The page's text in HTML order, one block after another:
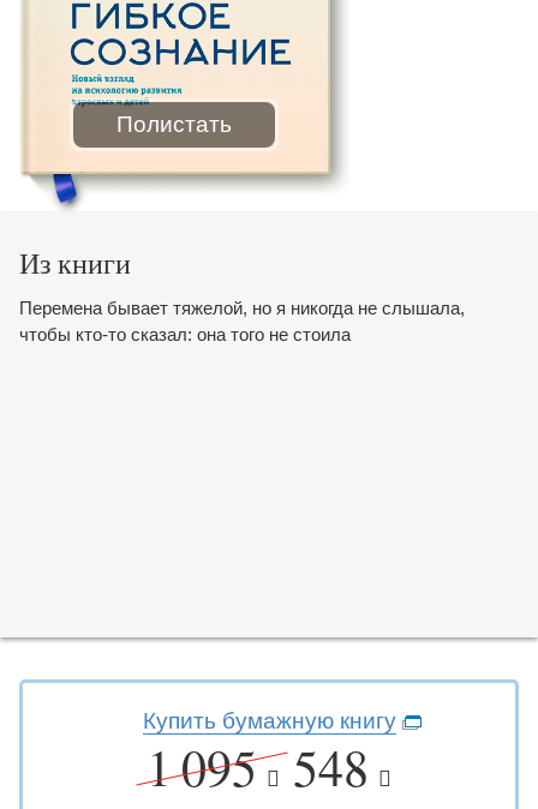
Полистать
Из книги
Перемена бывает тяжелой, но я никогда не слышала,
чтобы кто-то сказал: она того не стоила
Купить бумажную книгу
1 095 548